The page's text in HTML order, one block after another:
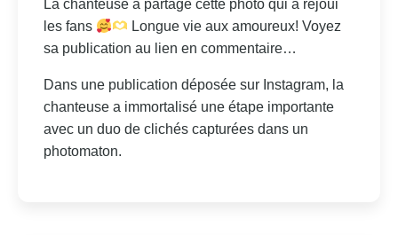
La chanteuse a partagé cette photo qui a réjoui
les fans
Longue vie aux amoureux! Voyez
sa publication au lien en commentaire…
Dans une publication déposée sur Instagram, la
chanteuse a immortalisé une étape importante
avec un duo de clichés capturées dans un
photomaton.